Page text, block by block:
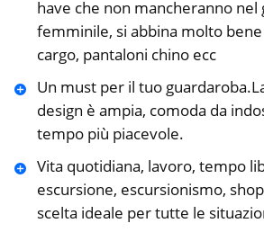
have che non mancheranno nel
femminile, si abbina molto
cargo, pantaloni chino ecc
Un must per il tuo
design è ampia, comoda da
tempo più piacevole.
Vita quotidiana, lavoro, tempo
escursione, escursionismo,
scelta ideale per tutte le